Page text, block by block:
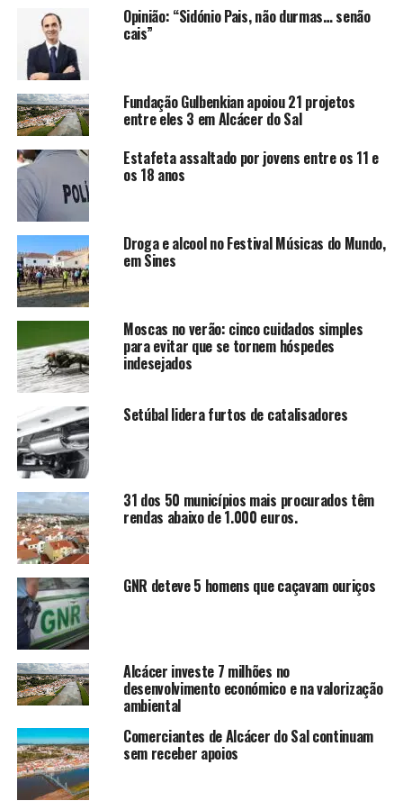
Opinião: “Sidónio Pais, não durmas… senão
cais”
Fundação Gulbenkian apoiou 21 projetos
entre eles 3 em Alcácer do Sal
Estafeta assaltado por jovens entre os 11 e
os 18 anos
Droga e alcool no Festival Músicas do Mundo,
em Sines
Moscas no verão: cinco cuidados simples
para evitar que se tornem hóspedes
indesejados
Setúbal lidera furtos de catalisadores
31 dos 50 municípios mais procurados têm
rendas abaixo de 1.000 euros.
GNR deteve 5 homens que caçavam ouriços
Alcácer investe 7 milhões no
desenvolvimento económico e na valorização
ambiental
Comerciantes de Alcácer do Sal continuam
sem receber apoios